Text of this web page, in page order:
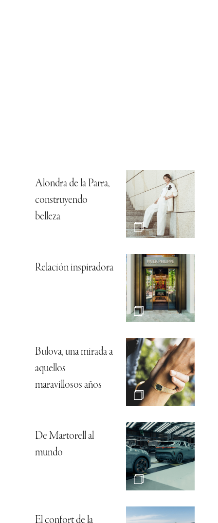
Alondra de la Parra,
construyendo
belleza
Relación inspiradora
Bulova, una mirada a
aquellos
maravillosos años
De Martorell al
mundo
El confort de la